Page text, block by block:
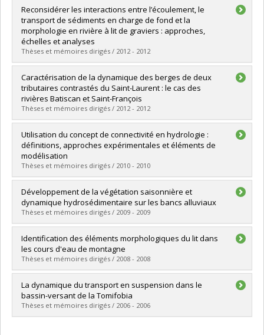
Graduate :L'Heureux, Caroline
Cycle :Master's
Grade :M. Sc.
Lien vers le document dans Papyrus
Reconsidérer les interactions entre l’écoulement, le
transport de sédiments en charge de fond et la
morphologie en rivière à lit de graviers : approches,
échelles et analyses
Thèses et mémoires dirigés / 2012 - 2012
Graduate :Marquis, Geneviève A.
Cycle :Doctoral
Grade : Ph. D.
Lien vers le document dans Papyrus
Caractérisation de la dynamique des berges de deux
tributaires contrastés du Saint-Laurent : le cas des
rivières Batiscan et Saint-François
Thèses et mémoires dirigés / 2012 - 2012
Graduate :Tremblay, Michèle
Cycle :Master's
Grade :M. Sc.
Lien vers le document dans Papyrus
Utilisation du concept de connectivité en hydrologie :
définitions, approches expérimentales et éléments de
modélisation
Thèses et mémoires dirigés / 2010 - 2010
Graduate :Ali, Geneviève
Cycle :Doctoral
Grade :Ph. D.
Lien vers le document dans Papyrus
Développement de la végétation saisonnière et
dynamique hydrosédimentaire sur les bancs alluviaux
Thèses et mémoires dirigés / 2009 - 2009
Graduate :Lalonde, Olivier
Cycle :Master's
Grade :M. Sc.
Lien vers le document dans Papyrus
Identification des éléments morphologiques du lit dans
les cours d'eau de montagne
Thèses et mémoires dirigés / 2008 - 2008
Graduate :Thérien, Julie
Cycle :Master's
Grade :M. Sc.
Lien vers le document dans Papyrus
La dynamique du transport en suspension dans le
bassin-versant de la Tomifobia
Thèses et mémoires dirigés / 2006 - 2006